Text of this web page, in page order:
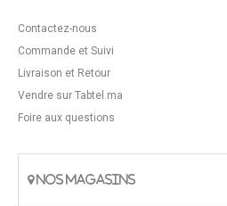
Contactez-nous
Commande et Suivi
Livraison et Retour
Vendre sur Tabtel.ma
Foire aux questions
NOS MAGASINS